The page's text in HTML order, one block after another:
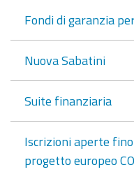
Fondi di garanzia
Nuova Sabatini
Suite finanziaria
Iscrizioni aperte
progetto europeo